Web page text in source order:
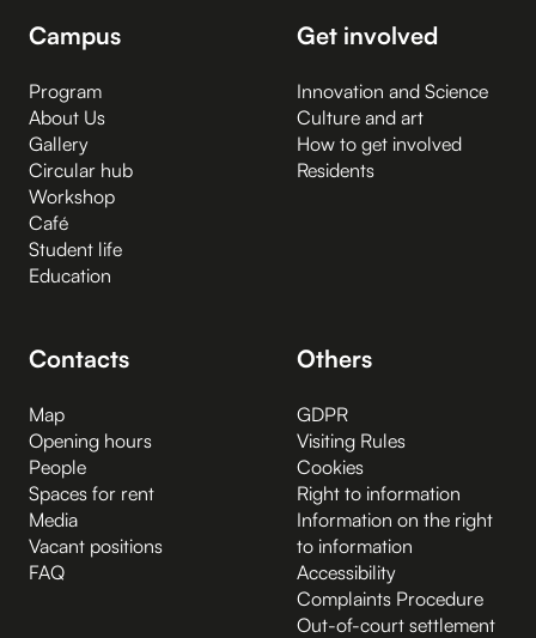
Campus
Program
About Us
Gallery
Circular hub
Workshop
Café
Student life
Education
Get involved
Innovation and Science
Culture and art
How to get involved
Residents
Contacts
Map
Opening hours
People
Spaces for rent
Media
Vacant positions
FAQ
Others
GDPR
Visiting Rules
Cookies
Right to information
Information on the right
to information
Accessibility
Complaints Procedure
Out-of-court settlement